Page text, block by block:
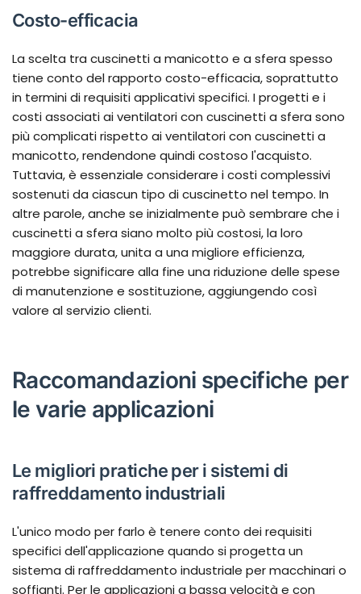
Costo-efficacia
La scelta tra cuscinetti a manicotto e a sfera spesso
tiene conto del rapporto costo-efficacia, soprattutto
in termini di requisiti applicativi specifici. I progetti e i
costi associati ai ventilatori con cuscinetti a sfera sono
più complicati rispetto ai ventilatori con cuscinetti a
manicotto, rendendone quindi costoso l'acquisto.
Tuttavia, è essenziale considerare i costi complessivi
sostenuti da ciascun tipo di cuscinetto nel tempo. In
altre parole, anche se inizialmente può sembrare che i
cuscinetti a sfera siano molto più costosi, la loro
maggiore durata, unita a una migliore efficienza,
potrebbe significare alla fine una riduzione delle spese
di manutenzione e sostituzione, aggiungendo così
valore al servizio clienti.
Raccomandazioni specifiche per
le varie applicazioni
Le migliori pratiche per i sistemi di
raffreddamento industriali
L'unico modo per farlo è tenere conto dei requisiti
specifici dell'applicazione quando si progetta un
sistema di raffreddamento industriale per macchinari o
soffianti. Per le applicazioni a bassa velocità e con